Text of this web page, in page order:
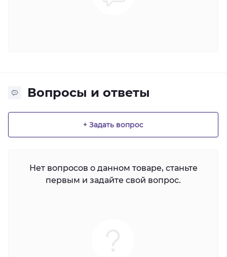
Вопросы и ответы
+ Задать вопрос
Нет вопросов о данном товаре, станьте
первым и задайте свой вопрос.